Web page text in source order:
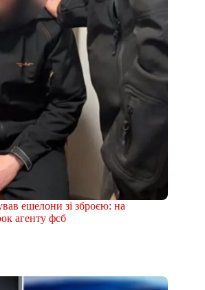
ешелони зі зброєю: на
агенту фсб